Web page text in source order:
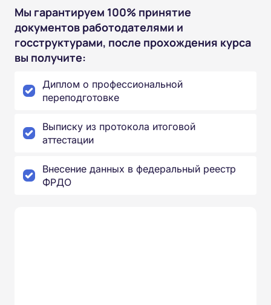
Мы гарантируем 100% принятие
документов работодателями и
госструктурами, после прохождения курса
вы получите:
Диплом о профессиональной
переподготовке
Выписку из протокола итоговой
аттестации
Внесение данных в федеральный реестр
ФРДО